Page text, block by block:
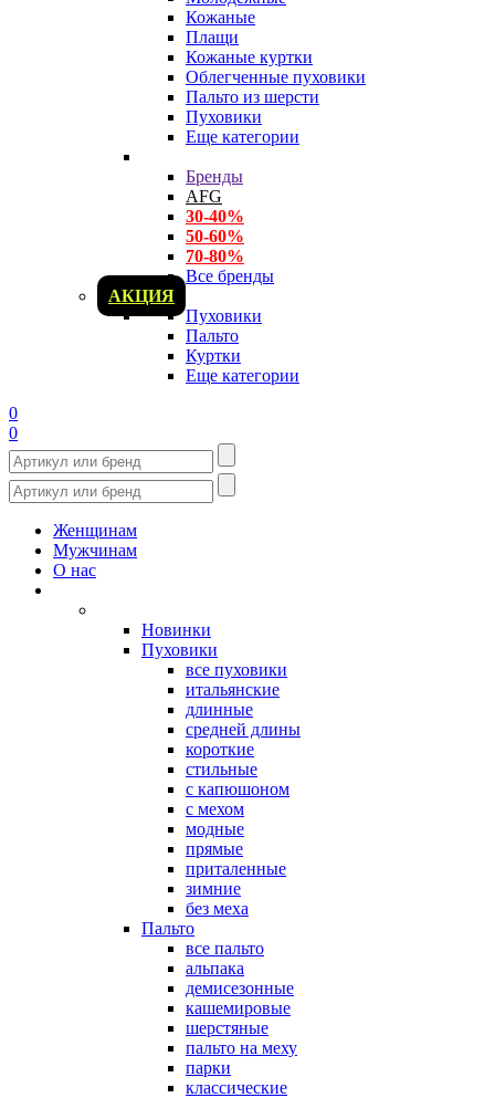
Кожаные
Плащи
Кожаные куртки
Облегченные пуховики
Пальто из шерсти
Пуховики
Еще категории
Бренды
AFG
30-40%
50-60%
70-80%
Все бренды
АКЦИЯ
Пуховики
Пальто
Куртки
Еще категории
0
0
Женщинам
Мужчинам
О нас
Новинки
Пуховики
все пуховики
итальянские
длинные
средней длины
короткие
стильные
с капюшоном
с мехом
модные
прямые
приталенные
зимние
без меха
Пальто
все пальто
альпака
демисезонные
кашемировые
шерстяные
пальто на меху
парки
классические